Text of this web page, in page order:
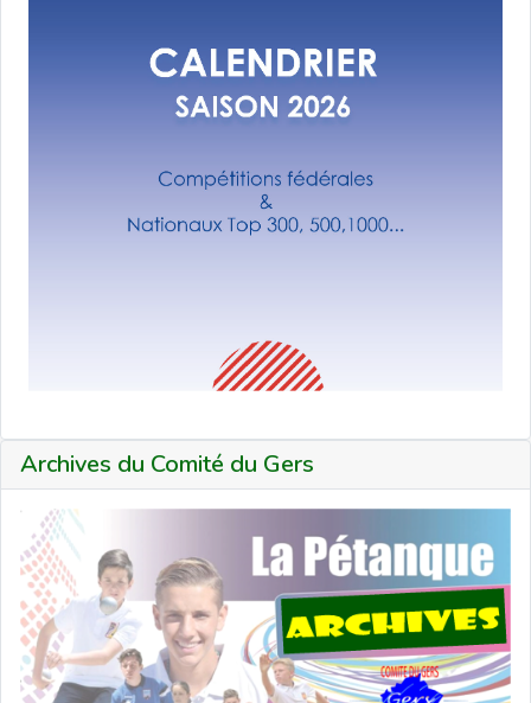
Archives du Comité du Gers